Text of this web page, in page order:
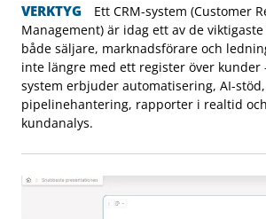
VERKTYG
Ett CRM-system (Customer
Management) är idag ett av de
både säljare, marknadsförare och
inte längre med ett register över kunder
system erbjuder automatisering, AI-stöd,
pipelinehantering, rapporter i realtid
kundanalys.